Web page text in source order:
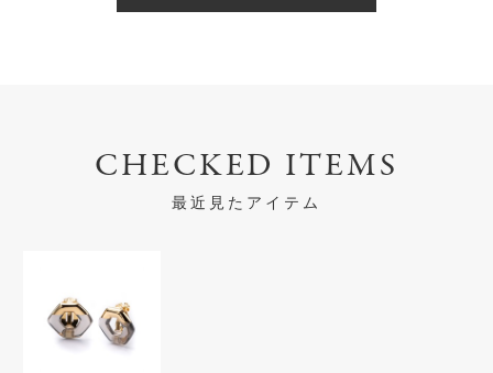
CHECKED ITEMS
最近見たアイテム